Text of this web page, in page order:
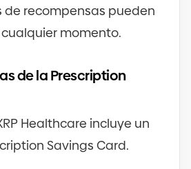
de recompensas pueden
momento.
de la Prescription
Healthcare incluye un
Savings Card.